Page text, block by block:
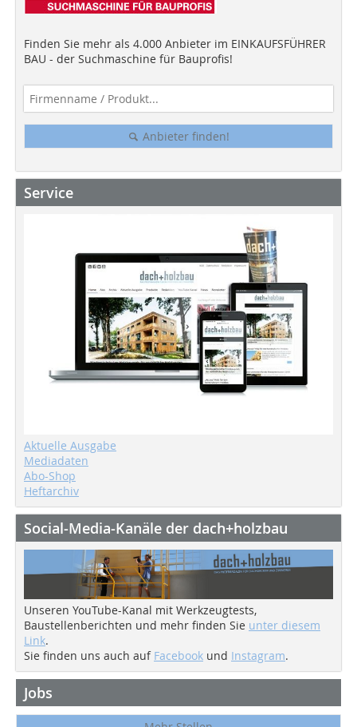
Finden Sie mehr als 4.000 Anbieter im EINKAUFSFÜHRER
BAU - der Suchmaschine für Bauprofis!
Anbieter finden!
Service
Aktuelle Ausgabe
Mediadaten
Abo-Shop
Heftarchiv
Social-Media-Kanäle der dach+holzbau
Unseren YouTube-Kanal mit Werkzeugtests,
Baustellenberichten und mehr finden Sie unter diesem
Link.
Sie finden uns auch auf Facebook und Instagram.
Jobs